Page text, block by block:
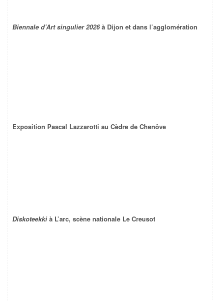
Biennale d’Art singulier 2026à Dijon et dans l’agglomération
Exposition Pascal Lazzarotti au Cèdre de Chenôve
Diskoteekki à L’arc, scène nationale Le Creusot